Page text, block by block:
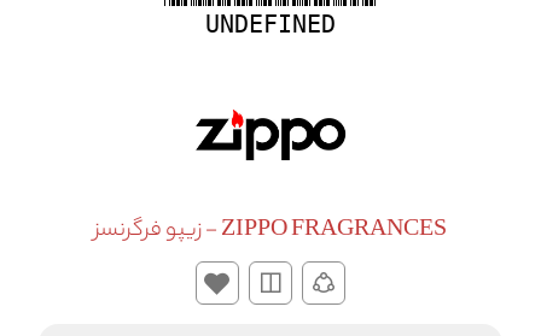
UNDEFINED
ZIPPO FRAGRANCES - زیپو فرگرنسز